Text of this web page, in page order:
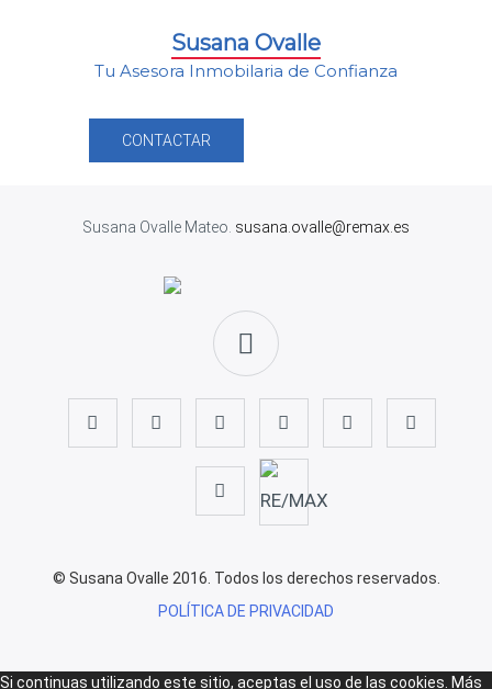
Susana Ovalle
Tu Asesora Inmobilaria de Confianza
CONTACTAR
Susana Ovalle Mateo. susana.ovalle@remax.es
© Susana Ovalle 2016. Todos los derechos reservados.
POLÍTICA DE PRIVACIDAD
Si continuas utilizando este sitio, aceptas el uso de las cookies. Más